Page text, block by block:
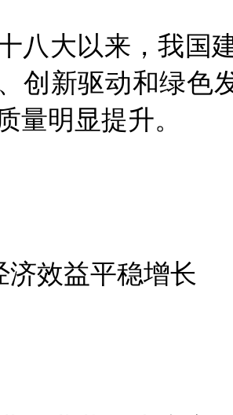
大以来，我国建
创新驱动和绿色
量明显提升。
效益平稳增长